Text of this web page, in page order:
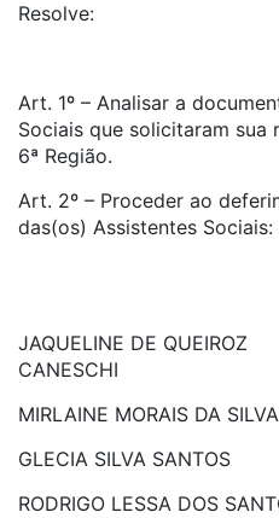
Resolve:
Art. 1º – Analisar a
Sociais que solicitaram sua
6ª Região.
Art. 2º – Proceder ao
das(os) Assistentes Sociais:
JAQUELINE DE QUEIROZ
CANESCHI
MIRLAINE MORAIS DA SILVA
GLECIA SILVA SANTOS
RODRIGO LESSA DOS